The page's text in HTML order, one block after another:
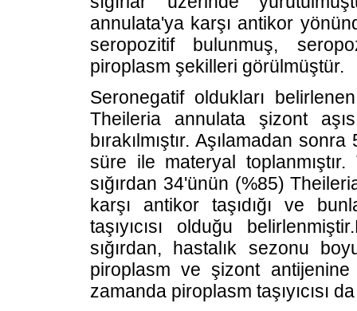
annulata'ya karşı antikor
seropozitif bulunmuş,
piroplasm şekilleri görülmüştür.
Seronegatif oldukları
Theileria annulata şizont
bırakılmıştır. Aşılamadan
süre ile materyal
sığırdan 34'ünün (%85)
karşı antikor taşıdığı ve
taşıyıcısı olduğu
sığırdan, hastalık sezonu
piroplasm ve şizont antijenine
zamanda piroplasm taşıyıcısı